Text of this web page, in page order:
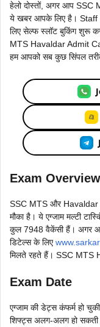
हेलो दोस्तों, अगर आप SSC
ये खबर आपके लिए है। Staff
लिए सेल्फ स्लॉट बुकिंग शुरू
MTS Havaldar Admit
हम आपको सब कुछ सिंपल
Exam Overview
SSC MTS और Havaldar
मौका है। ये एग्जाम मल्टी
कुल 7948 वैकेंसी हैं। अगर
डिटेल्स के लिए
मिलते रहते हैं। SSC MTS
Exam Date
एग्जाम की डेट्स कंफर्म हो
शिफ्ट्स अलग-अलग हो सकती